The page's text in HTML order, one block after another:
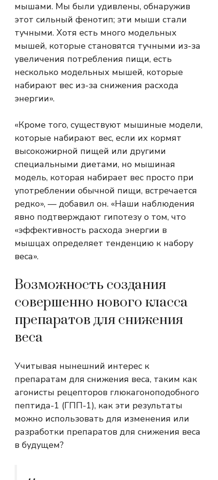
мышами. Мы были удивлены, обнаружив
этот сильный фенотип; эти мыши стали
тучными. Хотя есть много модельных
мышей, которые становятся тучными из-за
увеличения потребления пищи, есть
несколько модельных мышей, которые
набирают вес из-за снижения расхода
энергии».
«Кроме того, существуют мышиные модели,
которые набирают вес, если их кормят
высокожирной пищей или другими
специальными диетами, но мышиная
модель, которая набирает вес просто при
употреблении обычной пищи, встречается
редко», — добавил он. «Наши наблюдения
явно подтверждают гипотезу о том, что
«эффективность расхода энергии в
мышцах определяет тенденцию к набору
веса».
Возможность создания
совершенно нового класса
препаратов для снижения
веса
Учитывая нынешний интерес к
препаратам для снижения веса, таким как
агонисты рецепторов глюкагоноподобного
пептида-1 (ГПП-1), как эти результаты
можно использовать для изменения или
разработки препаратов для снижения веса
в будущем?